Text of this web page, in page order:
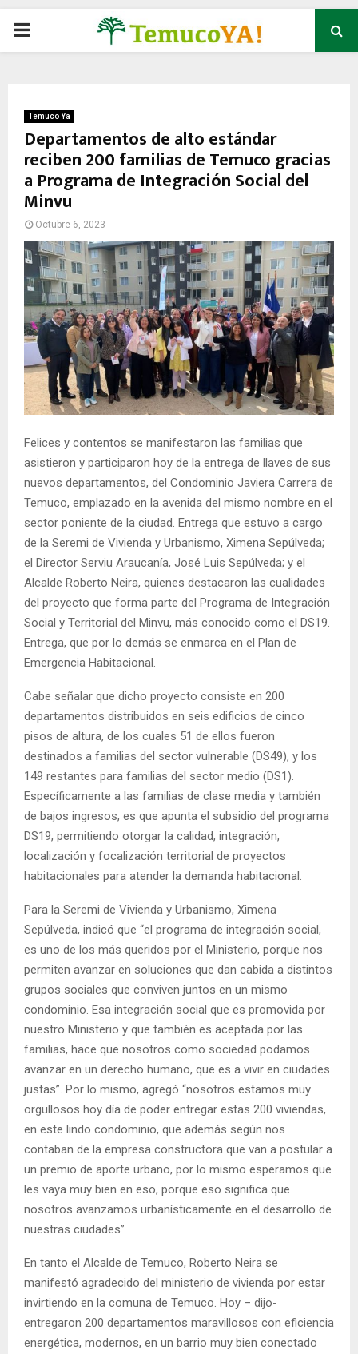
P
M
A
R
M
E
N
U
Temuco Ya
Departamentos de alto estándar
reciben 200 familias de Temuco gracias
a Programa de Integración Social del
Minvu
Octubre 6, 2023
Felices y contentos se manifestaron las familias que
asistieron y participaron hoy de la entrega de llaves de sus
nuevos departamentos, del Condominio Javiera Carrera de
Temuco, emplazado en la avenida del mismo nombre en el
sector poniente de la ciudad. Entrega que estuvo a cargo
de la Seremi de Vivienda y Urbanismo, Ximena Sepúlveda;
el Director Serviu Araucanía, José Luis Sepúlveda; y el
Alcalde Roberto Neira, quienes destacaron las cualidades
del proyecto que forma parte del Programa de Integración
Social y Territorial del Minvu, más conocido como el DS19.
Entrega, que por lo demás se enmarca en el Plan de
Emergencia Habitacional.
Cabe señalar que dicho proyecto consiste en 200
departamentos distribuidos en seis edificios de cinco
pisos de altura, de los cuales 51 de ellos fueron
destinados a familias del sector vulnerable (DS49), y los
149 restantes para familias del sector medio (DS1).
Específicamente a las familias de clase media y también
de bajos ingresos, es que apunta el subsidio del programa
DS19, permitiendo otorgar la calidad, integración,
localización y focalización territorial de proyectos
habitacionales para atender la demanda habitacional.
Para la Seremi de Vivienda y Urbanismo, Ximena
Sepúlveda, indicó que “el programa de integración social,
es uno de los más queridos por el Ministerio, porque nos
permiten avanzar en soluciones que dan cabida a distintos
grupos sociales que conviven juntos en un mismo
condominio. Esa integración social que es promovida por
nuestro Ministerio y que también es aceptada por las
familias, hace que nosotros como sociedad podamos
avanzar en un derecho humano, que es a vivir en ciudades
justas”. Por lo mismo, agregó “nosotros estamos muy
orgullosos hoy día de poder entregar estas 200 viviendas,
en este lindo condominio, que además según nos
contaban de la empresa constructora que van a postular a
un premio de aporte urbano, por lo mismo esperamos que
les vaya muy bien en eso, porque eso significa que
nosotros avanzamos urbanísticamente en el desarrollo de
nuestras ciudades”
En tanto el Alcalde de Temuco, Roberto Neira se
manifestó agradecido del ministerio de vivienda por estar
invirtiendo en la comuna de Temuco. Hoy – dijo-
entregaron 200 departamentos maravillosos con eficiencia
energética, modernos, en un barrio muy bien conectado